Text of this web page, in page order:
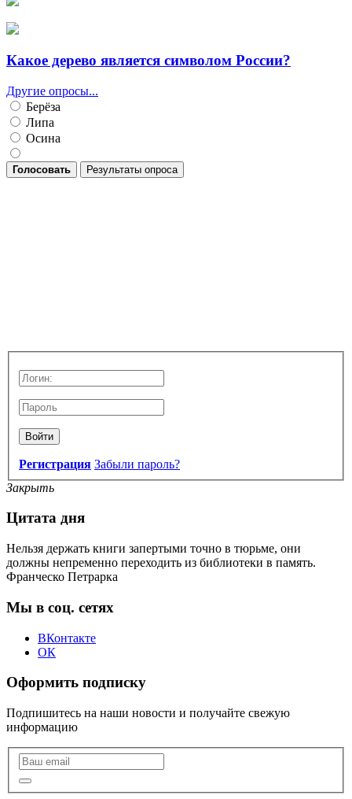
Какое дерево является символом России?
Другие опросы...
Берёза
Липа
Осина
Голосовать Результаты опроса
Войти
Регистрация Забыли пароль?
Закрыть
Цитата дня
Нельзя держать книги запертыми точно в тюрьме, они
должны непременно переходить из библиотеки в память.
Франческо Петрарка
Мы в соц. сетях
ВКонтакте
ОК
Оформить подписку
Подпишитесь на наши новости и получайте свежую
информацию